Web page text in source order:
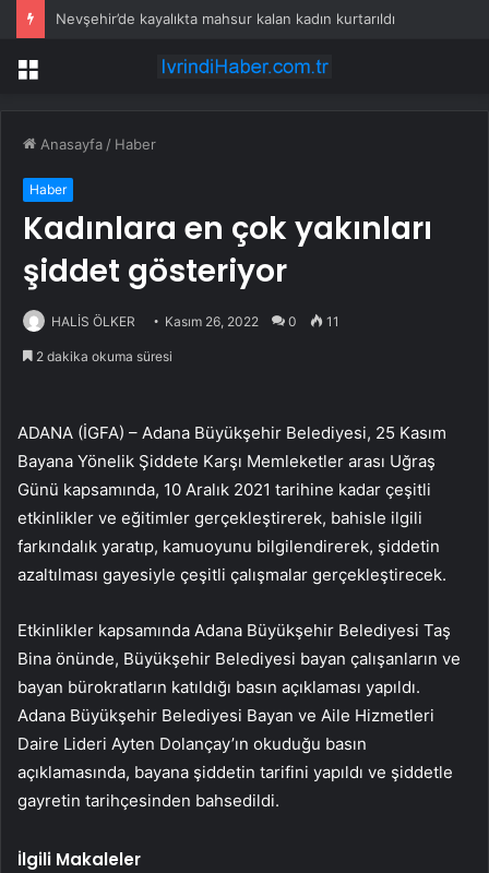
Nevşehir’de kayalıkta mahsur kalan kadın kurtarıldı
Menü
Anasayfa / Haber
Haber
Kadınlara en çok yakınları
şiddet gösteriyor
HALİS ÖLKER Kasım 26, 2022 0 11
2 dakika okuma süresi
ADANA (İGFA) – Adana Büyükşehir Belediyesi, 25 Kasım
Bayana Yönelik Şiddete Karşı Memleketler arası Uğraş
Günü kapsamında, 10 Aralık 2021 tarihine kadar çeşitli
etkinlikler ve eğitimler gerçekleştirerek, bahisle ilgili
farkındalık yaratıp, kamuoyunu bilgilendirerek, şiddetin
azaltılması gayesiyle çeşitli çalışmalar gerçekleştirecek.
Etkinlikler kapsamında Adana Büyükşehir Belediyesi Taş
Bina önünde, Büyükşehir Belediyesi bayan çalışanların ve
bayan bürokratların katıldığı basın açıklaması yapıldı.
Adana Büyükşehir Belediyesi Bayan ve Aile Hizmetleri
Daire Lideri Ayten Dolançay’ın okuduğu basın
açıklamasında, bayana şiddetin tarifini yapıldı ve şiddetle
gayretin tarihçesinden bahsedildi.
İlgili Makaleler